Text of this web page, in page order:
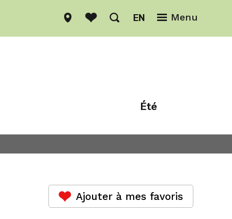
Menu
EN
Été
Ajouter à mes favoris